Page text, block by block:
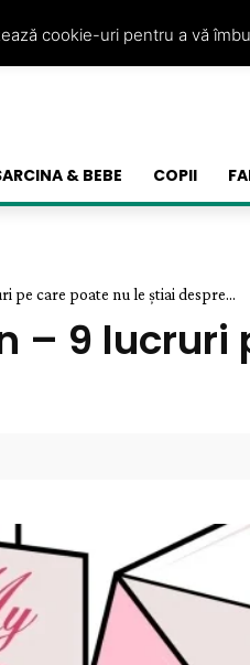
& BEBE COPII
pe care poate nu le știai despre...
– 9 lucruri
cookie-uri pentru a vă